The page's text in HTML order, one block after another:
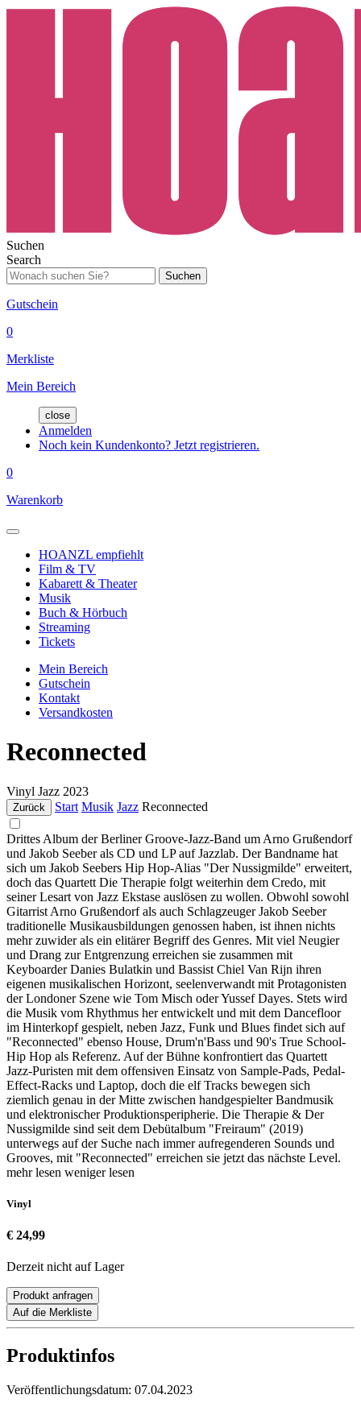
Suchen
Search
Suchen
Gutschein
0
Merkliste
Mein Bereich
close
Anmelden
Noch kein Kundenkonto? Jetzt registrieren.
0
Warenkorb
HOANZL empfiehlt
Film & TV
Kabarett & Theater
Musik
Buch & Hörbuch
Streaming
Tickets
Mein Bereich
Gutschein
Kontakt
Versandkosten
Reconnected
Vinyl Jazz 2023
Zurück Start Musik Jazz Reconnected
Drittes Album der Berliner Groove-Jazz-Band um Arno Grußendorf
und Jakob Seeber als CD und LP auf Jazzlab. Der Bandname hat
sich um Jakob Seebers Hip Hop-Alias "Der Nussigmilde" erweitert,
doch das Quartett Die Therapie folgt weiterhin dem Credo, mit
seiner Lesart von Jazz Ekstase auslösen zu wollen. Obwohl sowohl
Gitarrist Arno Grußendorf als auch Schlagzeuger Jakob Seeber
traditionelle Musikausbildungen genossen haben, ist ihnen nichts
mehr zuwider als ein elitärer Begriff des Genres. Mit viel Neugier
und Drang zur Entgrenzung erreichen sie zusammen mit
Keyboarder Danies Bulatkin und Bassist Chiel Van Rijn ihren
eigenen musikalischen Horizont, seelenverwandt mit Protagonisten
der Londoner Szene wie Tom Misch oder Yussef Dayes. Stets wird
die Musik vom Rhythmus her entwickelt und mit dem Dancefloor
im Hinterkopf gespielt, neben Jazz, Funk und Blues findet sich auf
"Reconnected" ebenso House, Drum'n'Bass und 90's True School-
Hip Hop als Referenz. Auf der Bühne konfrontiert das Quartett
Jazz-Puristen mit dem offensiven Einsatz von Sample-Pads, Pedal-
Effect-Racks und Laptop, doch die elf Tracks bewegen sich
ziemlich genau in der Mitte zwischen handgespielter Bandmusik
und elektronischer Produktionsperipherie. Die Therapie & Der
Nussigmilde sind seit dem Debütalbum "Freiraum" (2019)
unterwegs auf der Suche nach immer aufregenderen Sounds und
Grooves, mit "Reconnected" erreichen sie jetzt das nächste Level.
mehr lesen weniger lesen
Vinyl
€ 24,99
Derzeit nicht auf Lager
Produkt anfragen
Auf die Merkliste
Produktinfos
Veröffentlichungsdatum: 07.04.2023